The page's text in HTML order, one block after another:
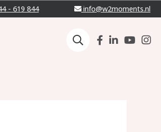
- 619 844 info@w2moments.nl